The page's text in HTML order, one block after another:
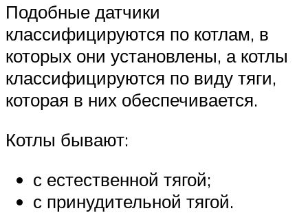
Подобные датчики
классифицируются по котлам, в
которых они установлены, а котлы
классифицируются по виду тяги,
которая в них обеспечивается.
Котлы бывают:
с естественной тягой;
с принудительной тягой.